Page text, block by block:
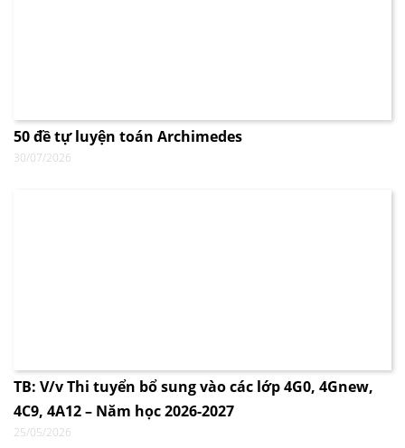
50 đề tự luyện toán Archimedes
30/07/2026
TB: V/v Thi tuyển bổ sung vào các lớp 4G0, 4Gnew,
4C9, 4A12 – Năm học 2026-2027
25/05/2026